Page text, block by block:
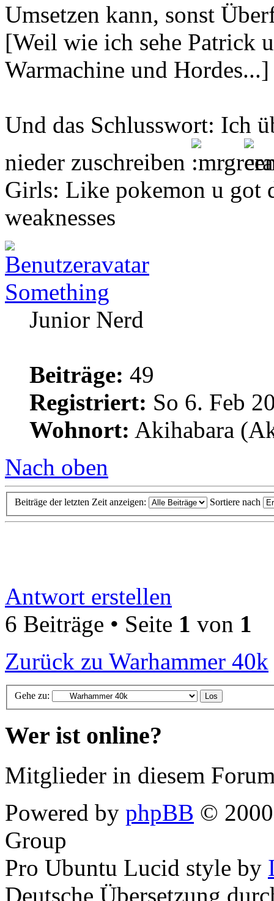
Umsetzen kann, sonst
[Weil wie ich sehe Patrick
Warmachine und Hordes...]
Und das Schlusswort: Ich
nieder zuschreiben
Girls: Like pokemon u got
weaknesses
Something
Junior Nerd
Beiträge: 49
Registriert: So 6. Feb
Wohnort: Akihabara
Nach oben
Beiträge der letzten Zeit anzeigen: Sortiere nach
Antwort erstellen
6 Beiträge • Seite 1 von 1
Zurück zu Warhammer 40k
Gehe zu:
Wer ist online?
Mitglieder in diesem
Powered by phpBB ©
Group
Pro Ubuntu Lucid style by
Deutsche Übersetzung